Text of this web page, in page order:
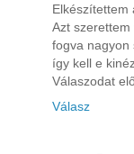
Elkészítettem
Azt
fogva nagyon
így kell e
Válaszodat
Válasz